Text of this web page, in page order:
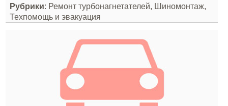
Рубрики: Ремонт турбонагнетателей, Шиномонтаж,
Техпомощь и эвакуация